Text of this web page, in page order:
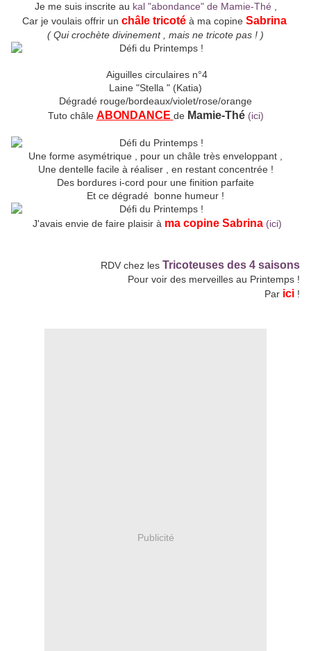
Je me suis inscrite au kal "abondance" de Mamie-Thé
Car je voulais offrir un châle tricotéà ma copine Sabrina
( Qui crochète divinement , mais ne tricote pas ! )
Aiguilles circulaires n°4
Laine "Stella " (Katia)
Dégradé rouge/bordeaux/violet/rose/orange
Tuto châle ABONDANCE de Mamie-Thé (ici)
Une forme asymétrique , pour un châle très enveloppant ,
Une dentelle facile à réaliser , en restant concentrée !
Des bordures i-cord pour une finition parfaite
Et ce dégradé bonne humeur !
J'avais envie de faire plaisir à ma copine Sabrina (ici)
RDV chez les Tricoteuses des 4 saisons
Pour voir des merveilles au Printemps !
Par ici !
Publicité